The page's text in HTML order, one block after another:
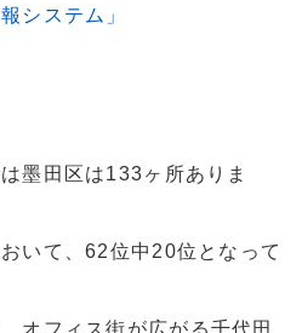
システム」
墨田区は133ヶ所ありま
いて、62位中20位となって
オフィス街が広がる千代田